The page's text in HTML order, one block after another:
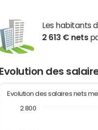
Les habitants
2 613 € nets
Evolution des
Evolution des salaires nets
2 800